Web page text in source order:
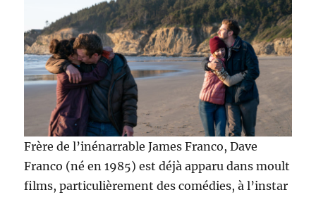
Frère de l’inénarrable James Franco, Dave
Franco (né en 1985) est déjà apparu dans moult
films, particulièrement des comédies, à l’instar